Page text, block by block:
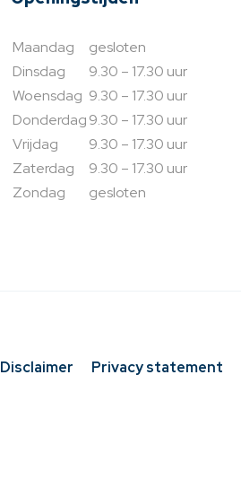
Maandag
gesloten
Dinsdag
9.30 – 17.30 uur
Woensdag 9.30 – 17.30 uur
Donderdag9.30 – 17.30 uur
Vrijdag
9.30 – 17.30 uur
Zaterdag
9.30 – 17.30 uur
Zondag
gesloten
Disclaimer Privacy statement